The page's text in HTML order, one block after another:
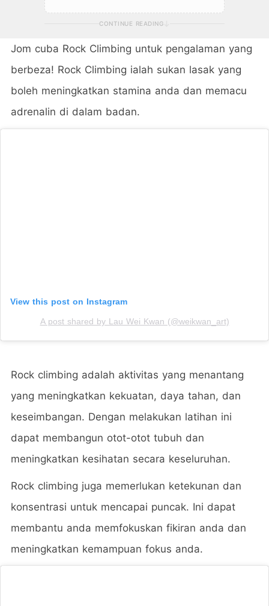
CONTINUE READING
Jom cuba Rock Climbing untuk pengalaman yang
berbeza! Rock Climbing ialah sukan lasak yang
boleh meningkatkan stamina anda dan memacu
adrenalin di dalam badan.
View this post on Instagram
A post shared by Lau Wei Kwan (@weikwan_art)
Rock climbing adalah aktivitas yang menantang
yang meningkatkan kekuatan, daya tahan, dan
keseimbangan. Dengan melakukan latihan ini
dapat membangun otot-otot tubuh dan
meningkatkan kesihatan secara keseluruhan.
Rock climbing juga memerlukan ketekunan dan
konsentrasi untuk mencapai puncak. Ini dapat
membantu anda memfokuskan fikiran anda dan
meningkatkan kemampuan fokus anda.